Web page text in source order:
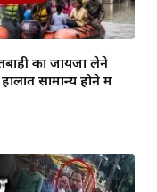
का जायजा लेने
सामान्य होने में